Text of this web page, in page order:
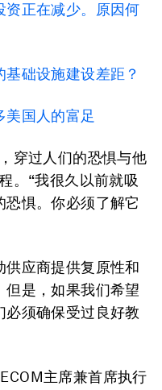
资正在减少。原因何
础设施建设差距？
国人的富足
穿过人们的恐惧与他
。“我很久以前就吸
惧。你必须了解它
应商提供复原性和
是，如果我们希望
必须确保受过良好教
主席兼首席执行